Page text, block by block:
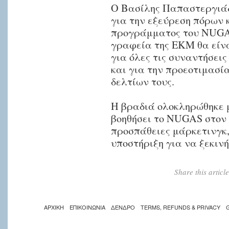
Ο Βασίλης
για την εξεύρεση πόρων
προγράμματος του
γραφεία της ΕΚΜ θα
για όλες τις
και για την
δελτίων τους.
Η βραδιά
βοηθήσει το NUGAS
προσπάθειες
υποστήριξη για να
Share this
ΑΡΧΙΚΗ ΕΠΙΚΟΙΝΩΝΙΑ ΔΕΝΔΡΟ TERMS, REFUNDS & PRIVACY